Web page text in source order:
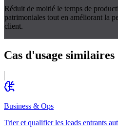
Réduit de moitié le temps de
patrimoniales tout en améliorant la
client.
Cas d'usage similaires
Business & Ops
Trier et qualifier les leads entrants